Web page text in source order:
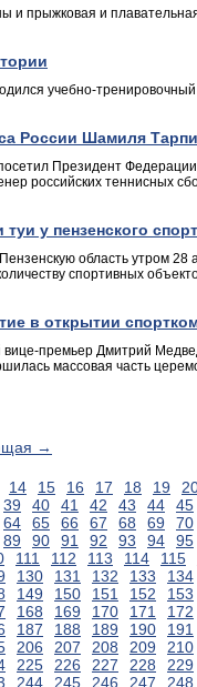
и прыжковая и
учебно-
России Шамиля
Президент
российских теннисных
у пензенского
область утром 28
спортивных
в открытии
премьер Дмитрий
массовая часть
→
14 15 16 17 18 19
39 40 41 42 43 44 45
64 65 66 67 68 69 70
89 90 91 92 93 94 95
111 112 113 114 115
130 131 132 133 134
149 150 151 152 153
168 169 170 171 172
187 188 189 190 191
206 207 208 209 210
225 226 227 228 229
244 245 246 247 248